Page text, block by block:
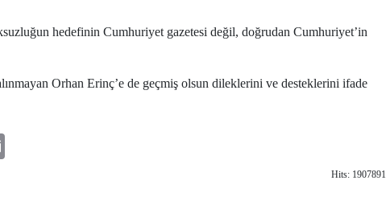
hedefinin Cumhuriyet gazetesi değil, doğrudan Cumhuriyet’in
Orhan Erinç’e de geçmiş olsun dileklerini ve desteklerini ifade
Hits: 1907891